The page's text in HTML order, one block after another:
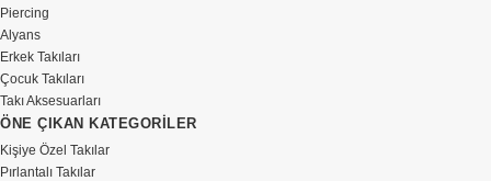
Piercing
Alyans
Erkek Takıları
Çocuk Takıları
Takı Aksesuarları
ÖNE ÇIKAN KATEGORİLER
Kişiye Özel Takılar
Pırlantalı Takılar